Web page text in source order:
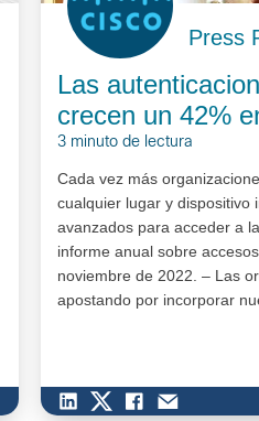
Press
Las
crecen un 42%
3 minuto de lectura
Cada vez más
cualquier lugar y dispositivo
avanzados para acceder a
informe anual sobre
noviembre de 2022. – Las
apostando por incorporar